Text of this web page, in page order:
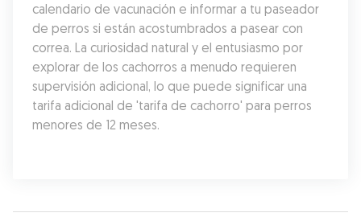
calendario de vacunación e informar a tu paseador
de perros si están acostumbrados a pasear con
correa. La curiosidad natural y el entusiasmo por
explorar de los cachorros a menudo requieren
supervisión adicional, lo que puede significar una
tarifa adicional de 'tarifa de cachorro' para perros
menores de 12 meses.